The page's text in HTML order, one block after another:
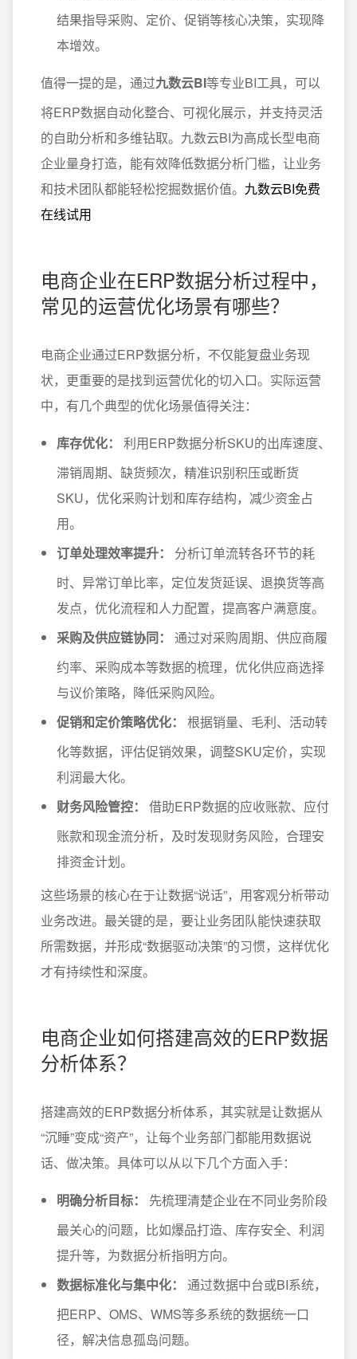
结果指导采购、定价、促销等核心决策，实现降
本增效。
值得一提的是，通过九数云BI等专业BI工具，可以
将ERP数据自动化整合、可视化展示，并支持灵活
的自助分析和多维钻取。九数云BI为高成长型电商
企业量身打造，能有效降低数据分析门槛，让业务
和技术团队都能轻松挖掘数据价值。 九数云BI免费
在线试用
电商企业在ERP数据分析过程中，
常见的运营优化场景有哪些？
电商企业通过ERP数据分析，不仅能复盘业务现
状，更重要的是找到运营优化的切入口。实际运营
中，有几个典型的优化场景值得关注：
库存优化：
利用ERP数据分析SKU的出库速度、
滞销周期、缺货频次，精准识别积压或断货
SKU，优化采购计划和库存结构，减少资金占
用。
订单处理效率提升：
分析订单流转各环节的耗
时、异常订单比率，定位发货延误、退换货等高
发点，优化流程和人力配置，提高客户满意度。
采购及供应链协同：
通过对采购周期、供应商履
约率、采购成本等数据的梳理，优化供应商选择
与议价策略，降低采购风险。
促销和定价策略优化：
根据销量、毛利、活动转
化等数据，评估促销效果，调整SKU定价，实现
利润最大化。
财务风险管控：
借助ERP数据的应收账款、应付
账款和现金流分析，及时发现财务风险，合理安
排资金计划。
这些场景的核心在于让数据“说话”，用客观分析带动
业务改进。最关键的是，要让业务团队能快速获取
所需数据，并形成“数据驱动决策”的习惯，这样优化
才有持续性和深度。
电商企业如何搭建高效的ERP数据
分析体系？
搭建高效的ERP数据分析体系，其实就是让数据从
“沉睡”变成“资产”，让每个业务部门都能用数据说
话、做决策。具体可以从以下几个方面入手：
明确分析目标：
先梳理清楚企业在不同业务阶段
最关心的问题，比如爆品打造、库存安全、利润
提升等，为数据分析指明方向。
数据标准化与集中化：
通过数据中台或BI系统，
把ERP、OMS、WMS等多系统的数据统一口
径，解决信息孤岛问题。